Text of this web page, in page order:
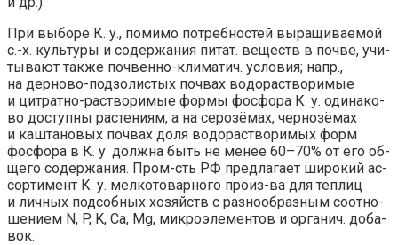
При вы­бо­ре К. у., по­ми­мо по­треб­но­стей вы­ра­щи­вае­мой
с.-х. куль­ту­ры и со­дер­жа­ния пи­тат. ве­ществ в поч­ве, учи­
ты­ва­ют так­же поч­вен­но-кли­ма­тич. ус­ло­вия; напр.,
на дер­но­во-под­зо­ли­стых поч­вах во­до­рас­тво­ри­мые
и цит­рат­но-рас­тво­ри­мые фор­мы фос­фо­ра К. у. оди­на­ко­
во до­с­туп­ны рас­те­ни­ям, а на се­ро­зё­мах, чер­но­зё­мах
и каш­та­но­вых поч­вах до­ля во­дорас­тво­ри­мых форм
фос­фо­ра в К. у. долж­на быть не ме­нее 60–70% от его об­
ще­го со­дер­жа­ния. Пром-сть РФ пред­ла­га­ет ши­ро­кий ас­
сор­ти­мент К. у. мел­ко­то­вар­но­го про­из-ва для те­п­лиц
и лич­ных под­соб­ных хо­зяйств с раз­но­об­раз­ным со­от­но­
ше­ни­ем N, P, K, Ca, Mg, мик­ро­эле­мен­тов и ор­га­нич. до­ба­
вок.